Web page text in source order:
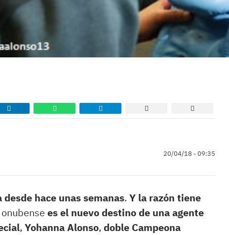
20/04/18 - 09:35
hace unas semanas. Y la razón tiene
es el nuevo destino de una agente
, Yohanna Alonso, doble Campeona